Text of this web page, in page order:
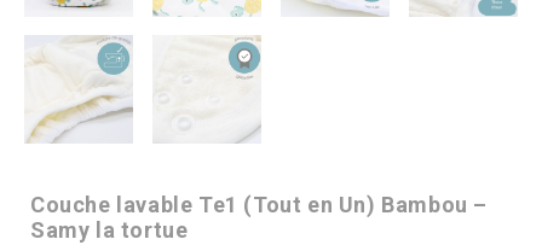
Couche lavable Te1 (Tout en Un) Bambou –
Samy la tortue